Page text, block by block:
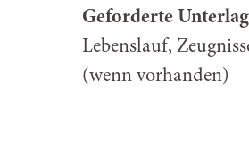
Geforderte
Lebenslauf,
(wenn vorhanden)